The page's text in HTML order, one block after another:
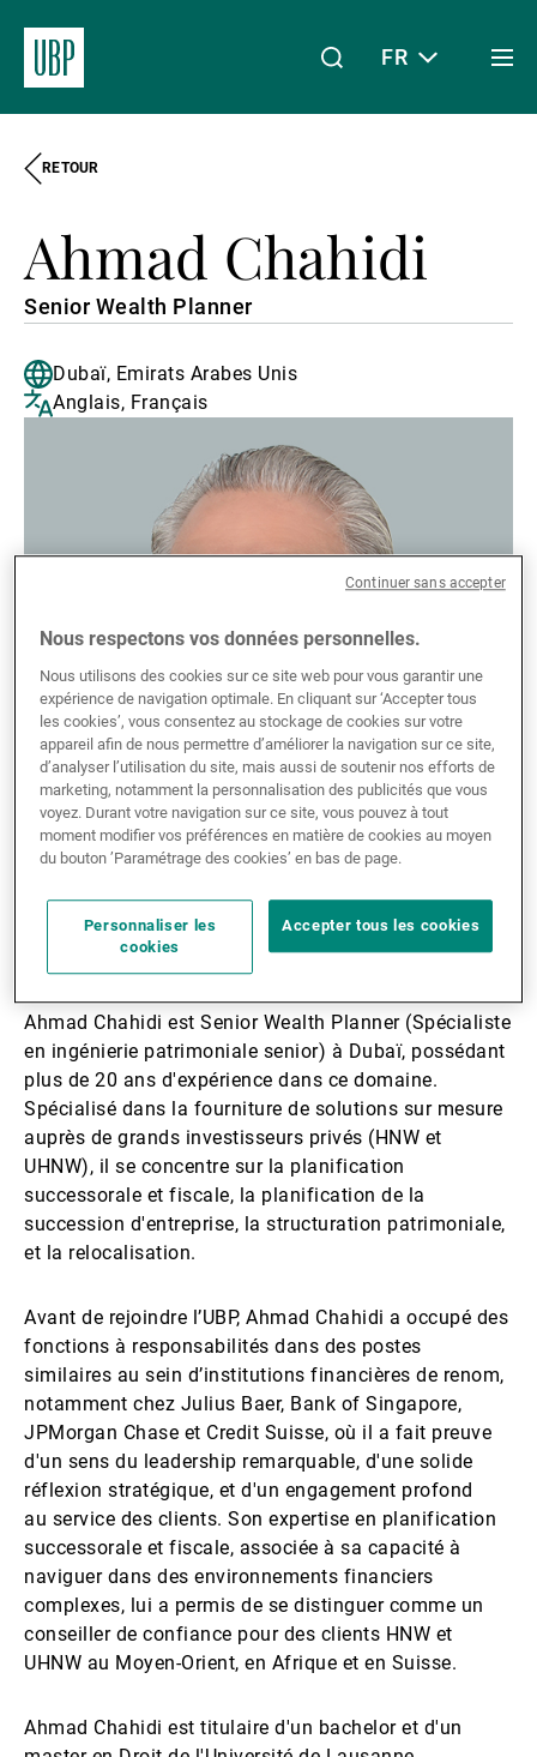
À propos de nous
Wealth Management
Asset Management
Gérants de fortune indépendants
Actualités
Contacts
FR
RETOUR
Ahmad Chahidi
Senior Wealth Planner
Dubaï, Emirats Arabes Unis
Anglais, Français
Partager la biographie: Partager
Linkedin
Twitter
Facebook
Ahmad Chahidi est Senior Wealth Planner (Spécialiste
en ingénierie patrimoniale senior) à Dubaï, possédant
plus de 20 ans d'expérience dans ce domaine.
Spécialisé dans la fourniture de solutions sur mesure
auprès de grands investisseurs privés (HNW et
UHNW), il se concentre sur la planification
successorale et fiscale, la planification de la
succession d'entreprise, la structuration patrimoniale,
et la relocalisation.
Avant de rejoindre l’UBP, Ahmad Chahidi a occupé des
fonctions à responsabilités dans des postes
similaires au sein d’institutions financières de renom,
notamment chez Julius Baer, Bank of Singapore,
JPMorgan Chase et Credit Suisse, où il a fait preuve
d'un sens du leadership remarquable, d'une solide
réflexion stratégique, et d'un engagement profond
au service des clients. Son expertise en planification
successorale et fiscale, associée à sa capacité à
naviguer dans des environnements financiers
complexes, lui a permis de se distinguer comme un
conseiller de confiance pour des clients HNW et
UHNW au Moyen-Orient, en Afrique et en Suisse.
Ahmad Chahidi est titulaire d'un bachelor et d'un
Nous respectons vos données personnelles.
Nous utilisons des cookies sur ce site web pour vous garantir une
expérience de navigation optimale. En cliquant sur ‘Accepter tous
les cookies’, vous consentez au stockage de cookies sur votre
appareil afin de nous permettre d’améliorer la navigation sur ce site,
d’analyser l’utilisation du site, mais aussi de soutenir nos efforts de
marketing, notamment la personnalisation des publicités que vous
voyez. Durant votre navigation sur ce site, vous pouvez à tout
moment modifier vos préférences en matière de cookies au moyen
du bouton ’Paramétrage des cookies’ en bas de page.
Personnaliser les
cookies
Accepter tous les cookies
Continuer sans accepter